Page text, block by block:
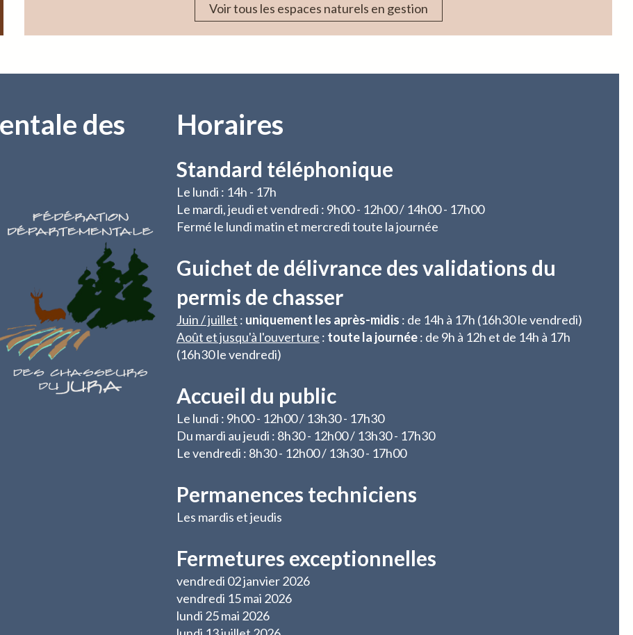
Voir tous les espaces naturels en gestion
des
Horaires
Standard téléphonique
Le lundi : 14h - 17h
Le mardi, jeudi et vendredi : 9h00 - 12h00 / 14h00 - 17h00
Fermé le lundi matin et mercredi toute la journée
Guichet de délivrance des validations du
permis de chasser
Juin / juillet : uniquement les après-midis : de 14h à 17h (16h30 le vendredi)
Août et jusqu'à l'ouverture : toute la journée: de 9h à 12h et de 14h à 17h
(16h30 le vendredi)
Accueil du public
Le lundi : 9h00 - 12h00 / 13h30 - 17h30
Du mardi au jeudi : 8h30 - 12h00 / 13h30 - 17h30
Le vendredi : 8h30 - 12h00 / 13h30 - 17h00
Permanences techniciens
Les mardis et jeudis
Fermetures exceptionnelles
vendredi 02 janvier 2026
vendredi 15 mai 2026
lundi 25 mai 2026